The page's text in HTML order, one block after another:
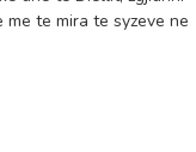
te mira te syzeve ne